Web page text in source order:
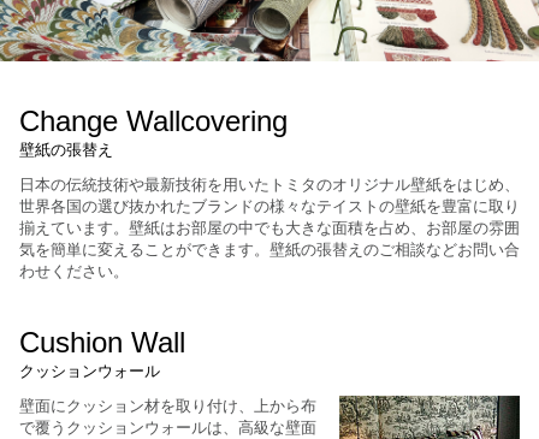
Change Wallcovering
壁紙の張替え
日本の伝統技術や最新技術を用いたトミタのオリジナル壁紙をはじめ、
世界各国の選び抜かれたブランドの様々なテイストの壁紙を豊富に取り
揃えています。壁紙はお部屋の中でも大きな面積を占め、お部屋の雰囲
気を簡単に変えることができます。壁紙の張替えのご相談などお問い合
わせください。
Cushion Wall
クッションウォール
壁面にクッション材を取り付け、上から布
で覆うクッションウォールは、高級な壁面